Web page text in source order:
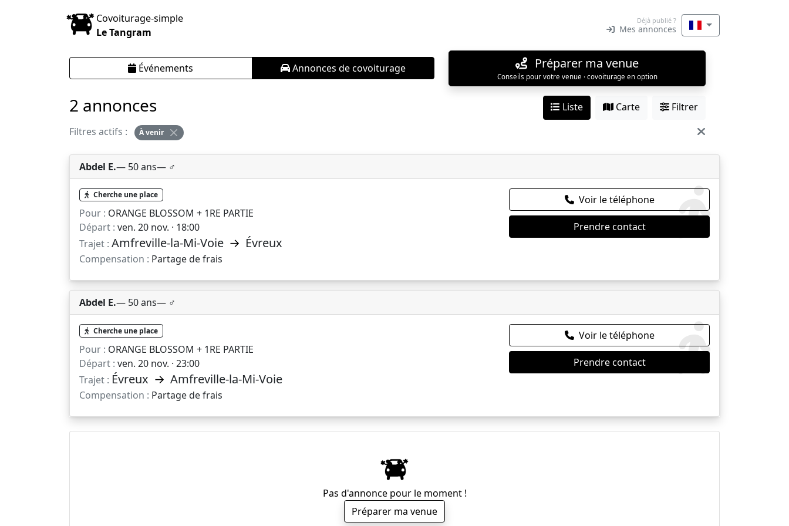
Covoiturage-simple
Le Tangram
Déjà publié ?
Mes annonces
Événements Annonces de covoiturage Préparer ma venue
Conseils pour votre venue · covoiturage en option
2 annonces Liste Carte
Filtrer
Filtres actifs :
À venir
Abdel E.— 50 ans— ♂️
Cherche une place
Pour : ORANGE BLOSSOM + 1RE PARTIE
Départ : ven. 20 nov. · 18:00
Trajet : Amfreville-la-Mi-Voie → Évreux
Compensation : Partage de frais
Voir le téléphone
Prendre contact
Abdel E.— 50 ans— ♂️
Cherche une place
Pour : ORANGE BLOSSOM + 1RE PARTIE
Départ : ven. 20 nov. · 23:00
Trajet : Évreux → Amfreville-la-Mi-Voie
Compensation : Partage de frais
Voir le téléphone
Prendre contact
Pas d'annonce pour le moment !
Préparer ma venue